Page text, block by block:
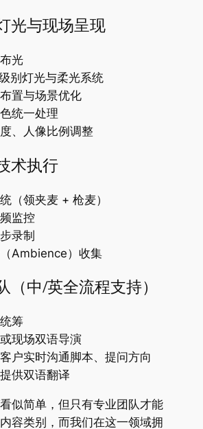
光与现场呈现
光
别灯光与柔光系统
置与场景优化
统一处理
、人像比例调整
术执行
（领夹麦 + 枪麦）
监控
录制
Ambience）收集
（中/英全流程支持）
筹
现场双语导演
户实时沟通脚本、提问方向
供双语翻译
似简单，但只有专业团队才能
容类别，而我们在这一领域拥